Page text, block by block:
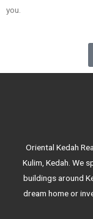
you.
Oriental Kedah
Kulim, Kedah. We
buildings around
dream home or